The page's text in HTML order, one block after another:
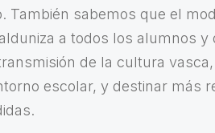
También sabemos que el
a todos los alumnos y
de la cultura
escolar, y destinar más